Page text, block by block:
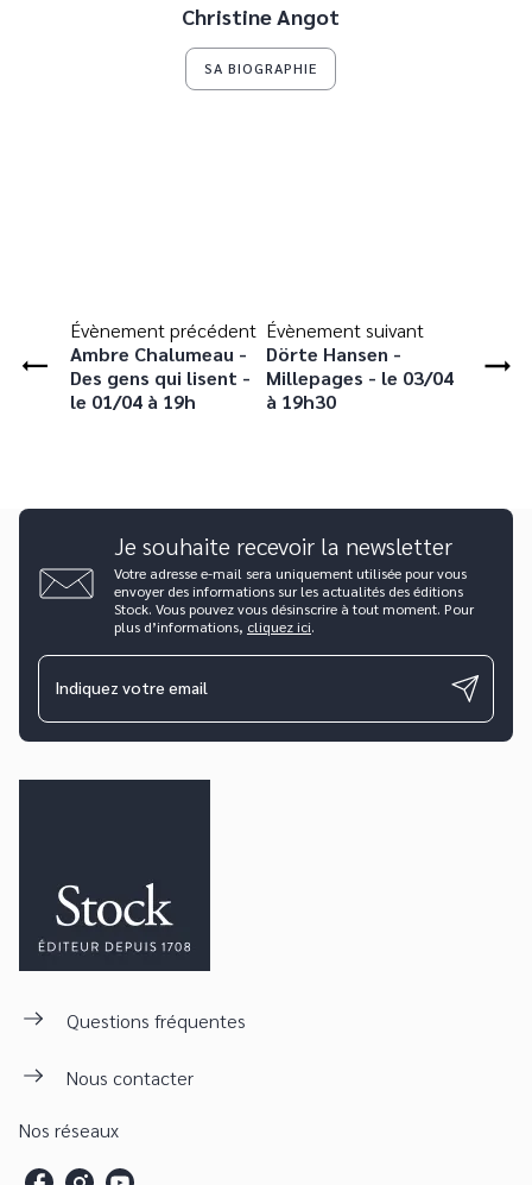
Christine Angot
SA BIOGRAPHIE
Évènement précédent
Ambre Chalumeau -
Des gens qui lisent -
le 01/04 à 19h
Évènement suivant
Dörte Hansen -
Millepages - le 03/04
à 19h30
Je souhaite recevoir la newsletter
Votre adresse e-mail sera uniquement utilisée pour vous
envoyer des informations sur les actualités des éditions
Stock. Vous pouvez vous désinscrire à tout moment. Pour
plus d’informations, cliquez ici.
Indiquez votre email
Questions fréquentes
Nous contacter
Nos réseaux